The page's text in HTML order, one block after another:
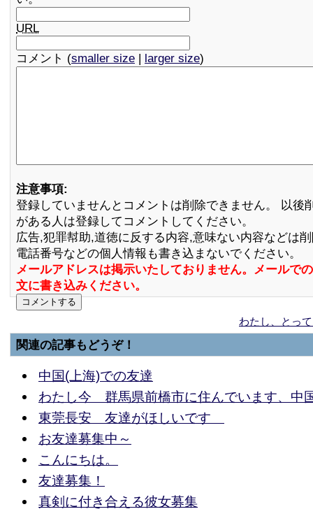
URL
コメント (smaller size | larger size)
注意事項:
登録していませんとコメントは削除できません。 以後
がある人は登録してコメントしてください。
広告,犯罪幇助,道徳に反する内容,意味ない内容などは
電話番号などの個人情報も書き込まないでください。
メールアドレスは掲示いたしておりません。メールで
文に書き込みください。
わたし、とっ
関連の記事もどうぞ！
中国(上海)での友達
わたし今 群馬県前橋市に住んでいます、中
東莞長安 友達がほしいです
お友達募集中～
こんにちは。
友達募集！
真剣に付き合える彼女募集